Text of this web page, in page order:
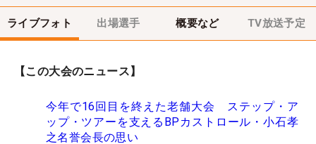
ライブフォト 出場選手 概要など TV放送予定
【この大会のニュース】
今年で16回目を終えた老舗大会 ステップ・ア
ップ・ツアーを支えるBPカストロール・小石孝
之名誉会長の思い